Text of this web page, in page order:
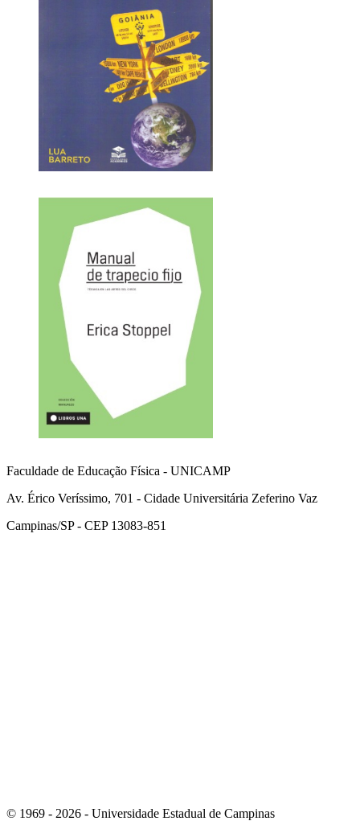
Faculdade de Educação Física - UNICAMP
Av. Érico Veríssimo, 701 - Cidade Universitária Zeferino Vaz
Campinas/SP - CEP 13083-851
© 1969 - 2026 - Universidade Estadual de Campinas